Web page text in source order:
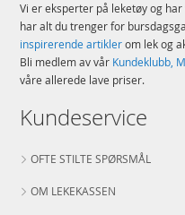
Vi er eksperter på leketøy og
har alt du trenger for
inspirerende artiklerom lek og
Bli medlem av vår Kundeklubb,
våre allerede lave priser.
Kundeservice
OFTE STILTE SPØRSMÅL
OM LEKEKASSEN